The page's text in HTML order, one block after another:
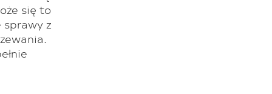
się to
sprawy z